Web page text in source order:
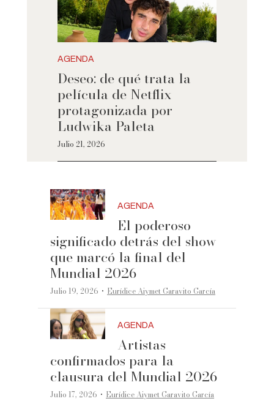
AGENDA
Deseo: de qué trata la
película de Netflix
protagonizada por
Ludwika Paleta
Julio 21, 2026
AGENDA
El poderoso
significado detrás del show
que marcó la final del
Mundial 2026
Julio 19, 2026 ·Eurídice Aiymet Garavito García
AGENDA
Artistas
confirmados para la
clausura del Mundial 2026
Julio 17, 2026 ·Eurídice Aiymet Garavito García